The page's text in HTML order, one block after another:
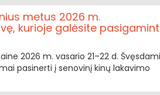
metus 2026 m.
kurioje galėsite
2026 m. vasario 21–22 d. Švęsdami
pasinerti į senovinį kinų lakavimo